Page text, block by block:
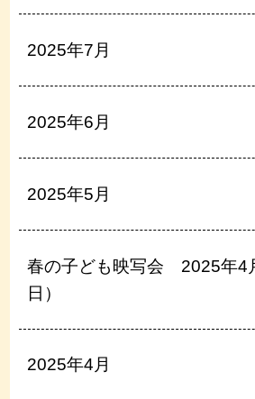
2025年7月
2025年6月
2025年5月
春の子ども映写会 2025年4
日）
2025年4月